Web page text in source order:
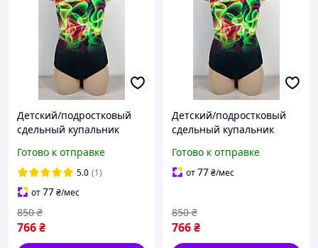
Детский/подростковый
сдельный купальник
152/158 для девочек
закрытый RL2207
чёрный/зелёный
Готово к отправке
5.0 (1)
от77₴/мес
766₴
850 ₴
Детский/подростковый
сдельный купальник
158/164 для девочек
закрытый RL2207
Готово к отправке
от77₴/мес
766₴
850 ₴